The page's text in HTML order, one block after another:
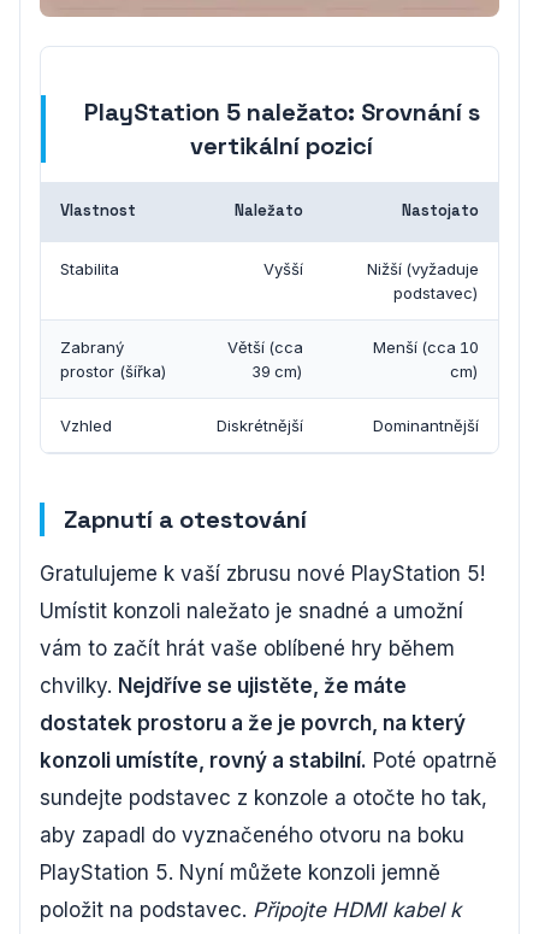
PlayStation 5 naležato: Srovnání s
vertikální pozicí
Vlastnost Naležato Nastojato
Stabilita Vyšší
Nižší (vyžaduje
podstavec)
Zabraný
prostor (šířka)
Větší (cca
39 cm)
Menší (cca 10
cm)
Vzhled Diskrétnější Dominantnější
Zapnutí a otestování
Gratulujeme k vaší zbrusu nové PlayStation 5!
Umístit konzoli naležato je snadné a umožní
vám to začít hrát vaše oblíbené hry během
chvilky. Nejdříve se ujistěte, že máte
dostatek prostoru a že je povrch, na který
konzoli umístíte, rovný a stabilní. Poté opatrně
sundejte podstavec z konzole a otočte ho tak,
aby zapadl do vyznačeného otvoru na boku
PlayStation 5. Nyní můžete konzoli jemně
položit na podstavec. Připojte HDMI kabel k